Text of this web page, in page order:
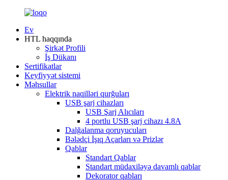
Ev
HTL haqqında
Şirkət Profili
İş Dükanı
Sertifikatlar
Keyfiyyət sistemi
Məhsullar
Elektrik naqilləri qurğuları
USB şarj cihazları
USB Şarj Alıcıları
4 portlu USB şarj cihazı 4.8A
Dalğalanma qoruyucuları
Bələdçi İşıq Açarları və Prizlər
Qablar
Standart Qablar
Standart müdaxiləyə davamlı qablar
Dekorator qabları